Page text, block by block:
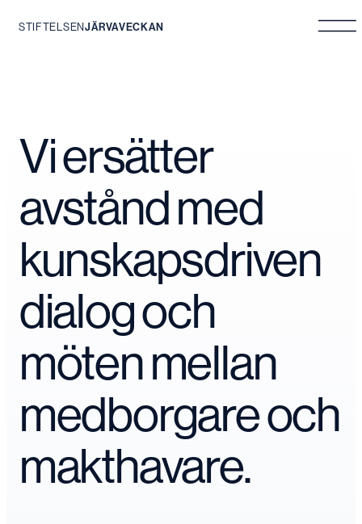
STIFTELSENJÄRVAVECKAN
Vi ersätter
avstånd med
kunskapsdriven
dialog och
möten mellan
medborgare och
makthavare.